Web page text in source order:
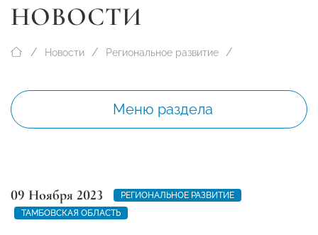
НОВОСТИ
Новости Региональное развитие
Меню раздела
09 Ноября 2023
РЕГИОНАЛЬНОЕ РАЗВИТИЕ
ТАМБОВСКАЯ ОБЛАСТЬ